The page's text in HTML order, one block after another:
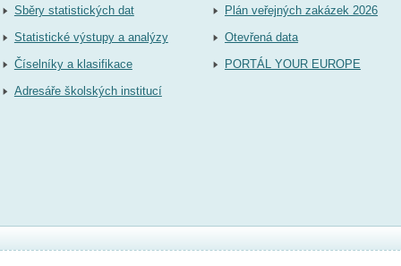
Sběry statistických dat
Statistické výstupy a analýzy
Číselníky a klasifikace
Adresáře školských institucí
Plán veřejných zakázek 2026
Otevřená data
PORTÁL YOUR EUROPE